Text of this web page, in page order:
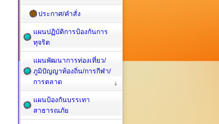
ประกาศ/คำสั่ง
แผนปฏิบัติการป้องกันการ
ทุจริต
แผนพัฒนาการท่องเที่ยว/
ภูมิปัญญาท้องถิ่น/การกีฬา/
การตลาด
แผนป้องกันบรรเทา
สาธารณภัย